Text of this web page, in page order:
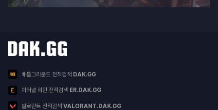
닥지지 다른 서비스
서비스 목록배틀그라운드 전적검색 DAK.GG
이터널 리턴 전적검색 ER.DAK.GG
발로란트 전적검색 VALORANT.DAK.GG